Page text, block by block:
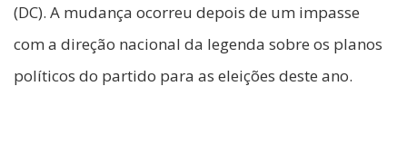
(DC). A mudança ocorreu depois de um impasse
com a direção nacional da legenda sobre os planos
políticos do partido para as eleições deste ano.